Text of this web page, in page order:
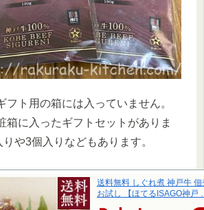
フト用の箱には入っていません。
箱に入ったギフトセットがありま
や3個入りなどもあります。
送料無料 しぐれ煮 神戸牛
お試し 【ほてるISAGO神戸